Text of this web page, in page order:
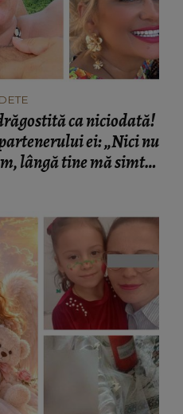
ca niciodată!
ei: „Nici nu
lângă tine mă simt